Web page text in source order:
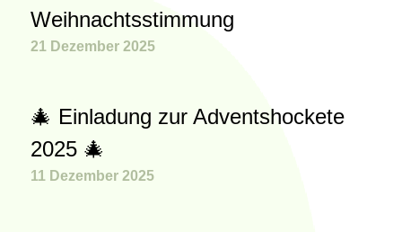
Weihnachtsstimmung
21 Dezember 2025
🎄 Einladung zur Adventshockete
2025 🎄
11 Dezember 2025